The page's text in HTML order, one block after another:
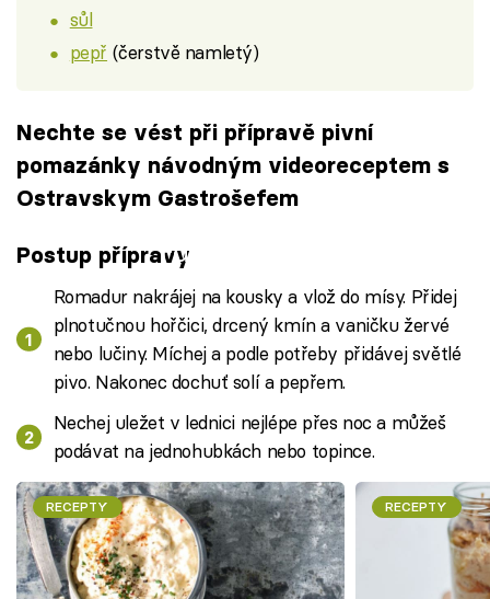
sůl
pepř (čerstvě namletý)
Nechte se vést při přípravě pivní
pomazánky návodným videoreceptem s
Ostravskym Gastrošefem
Failed to fetch
Postup přípravy
Romadur nakrájej na kousky a vlož do mísy. Přidej
plnotučnou hořčici, drcený kmín a vaničku žervé
nebo lučiny. Míchej a podle potřeby přidávej světlé
pivo. Nakonec dochuť solí a pepřem.
Nechej uležet v lednici nejlépe přes noc a můžeš
podávat na jednohubkách nebo topince.
RECEPTY RECEPTY